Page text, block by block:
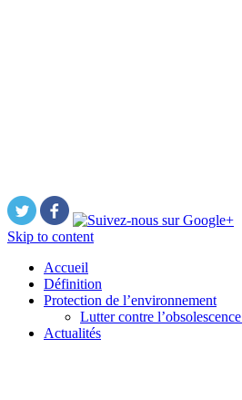
Skip to content
Accueil
Définition
Protection de l’environnement
Lutter contre
Actualités